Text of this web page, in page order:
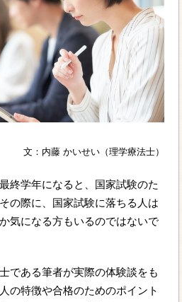
文：内藤 かいせい（理学療法士）
終学年になると、国家試験のた
の際に、国家試験に落ちる人は
気になる方もいるのではないで
である筆者が実際の体験談をも
の特徴や合格のためのポイント